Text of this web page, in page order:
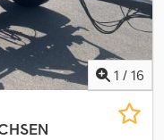
1 / 16